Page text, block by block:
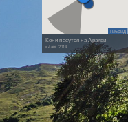
Гибрид
Кони пасутся на Арагви
• 4 авг. 2014